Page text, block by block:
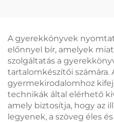
könyvnyomtatás
permetezett szélekkel
A gyerekkönyvek
előnnyel bír, amelyek
szolgáltatás a
tartalomkészítői számára.
gyermekirodalomhoz
technikák által elérhető
amely biztosítja, hogy az
legyenek, a szöveg éles